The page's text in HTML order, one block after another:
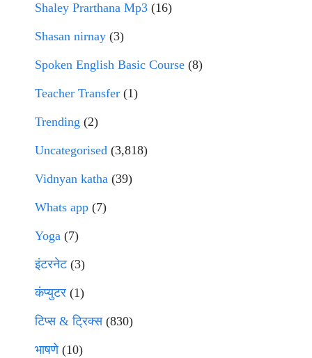
Shaley Prarthana Mp3 (16)
Shasan nirnay (3)
Spoken English Basic Course (8)
Teacher Transfer (1)
Trending (2)
Uncategorised (3,818)
Vidnyan katha (39)
Whats app (7)
Yoga (7)
इंटरनेट(3)
कंप्युटर (1)
टिप्स & ट्रिक्स(830)
भाषणे(10)